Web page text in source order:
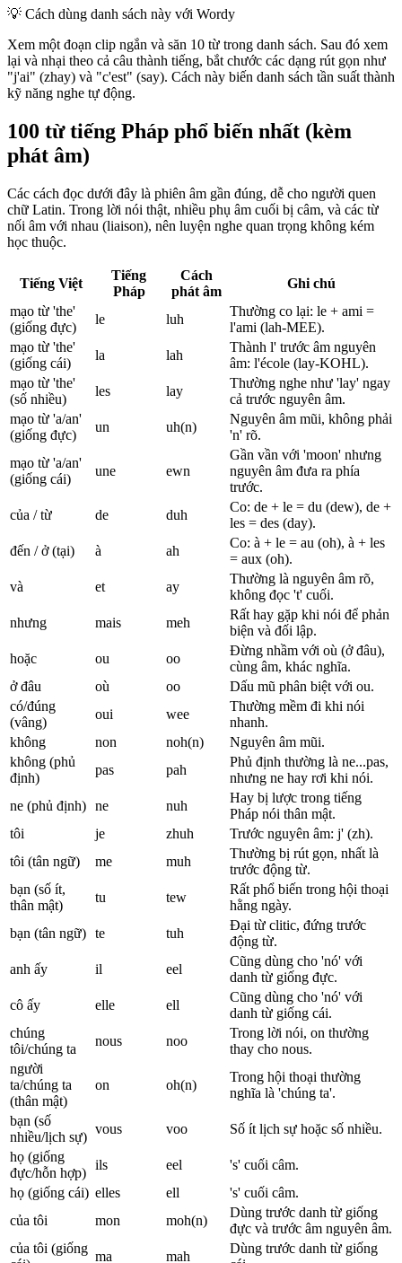
💡 Cách dùng danh sách này với Wordy
Xem một đoạn clip ngắn và săn 10 từ trong danh sách. Sau đó xem
lại và nhại theo cả câu thành tiếng, bắt chước các dạng rút gọn như
"j'ai" (zhay) và "c'est" (say). Cách này biến danh sách tần suất thành
kỹ năng nghe tự động.
100 từ tiếng Pháp phổ biến nhất (kèm
phát âm)
Các cách đọc dưới đây là phiên âm gần đúng, dễ cho người quen
chữ Latin. Trong lời nói thật, nhiều phụ âm cuối bị câm, và các từ
nối âm với nhau (liaison), nên luyện nghe quan trọng không kém
học thuộc.
Tiếng Việt
Tiếng
Pháp
Cách
phát âm
Ghi chú
mạo từ 'the'
(giống đực)
le luh
Thường co lại: le + ami =
l'ami (lah-MEE).
mạo từ 'the'
(giống cái)
la lah
Thành l' trước âm nguyên
âm: l'école (lay-KOHL).
mạo từ 'the'
(số nhiều)
les lay
Thường nghe như 'lay' ngay
cả trước nguyên âm.
mạo từ 'a/an'
(giống đực)
un uh(n)
Nguyên âm mũi, không phải
'n' rõ.
mạo từ 'a/an'
(giống cái)
une ewn
Gần vần với 'moon' nhưng
nguyên âm đưa ra phía
trước.
của / từ
de duh
Co: de + le = du (dew), de +
les = des (day).
đến / ở (tại)
à ah
Co: à + le = au (oh), à + les
= aux (oh).
và
et ay
Thường là nguyên âm rõ,
không đọc 't' cuối.
nhưng
mais meh
Rất hay gặp khi nói để phản
biện và đối lập.
hoặc
ou oo
Đừng nhầm với où (ở đâu),
cùng âm, khác nghĩa.
ở đâu
où oo
Dấu mũ phân biệt với ou.
có/đúng
(vâng)
oui wee
Thường mềm đi khi nói
nhanh.
không
non noh(n)
Nguyên âm mũi.
không (phủ
định)
pas pah
Phủ định thường là ne...pas,
nhưng ne hay rơi khi nói.
ne (phủ định) ne nuh
Hay bị lược trong tiếng
Pháp nói thân mật.
tôi
je zhuh
Trước nguyên âm: j' (zh).
tôi (tân ngữ)
me muh
Thường bị rút gọn, nhất là
trước động từ.
bạn (số ít,
thân mật)
tu tew
Rất phổ biến trong hội thoại
hằng ngày.
bạn (tân ngữ) te tuh
Đại từ clitic, đứng trước
động từ.
anh ấy
il eel
Cũng dùng cho 'nó' với
danh từ giống đực.
cô ấy
elle ell
Cũng dùng cho 'nó' với
danh từ giống cái.
chúng
tôi/chúng ta
nous noo
Trong lời nói, on thường
thay cho nous.
người
ta/chúng ta
(thân mật)
on oh(n)
Trong hội thoại thường
nghĩa là 'chúng ta'.
bạn (số
nhiều/lịch sự)
vous voo
Số ít lịch sự hoặc số nhiều.
họ (giống
đực/hỗn hợp)
ils eel
's' cuối câm.
họ (giống cái) elles ell
's' cuối câm.
của tôi
mon moh(n)
Dùng trước danh từ giống
đực và trước âm nguyên âm.
của tôi (giống
ma mah
Dùng trước danh từ giống